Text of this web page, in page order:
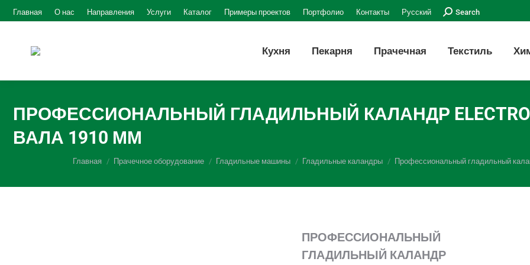
Главная О нас Направления Услуги Каталог Примеры проектов Портфолио Контакты Русский Поиск:Search
Кухня Пекарня Прачечная Текстиль
ПРОФЕССИОНАЛЬНЫЙ ГЛАДИЛЬНЫЙ КАЛАНДР
ВАЛА 1910 ММ
Вы здесь:
Главная Прачечное оборудование Гладильные машины Гладильные каландры Профессиональный гладильный
ПРОФЕССИОНАЛЬНЫЙ
ГЛАДИЛЬНЫЙ КАЛАНДР